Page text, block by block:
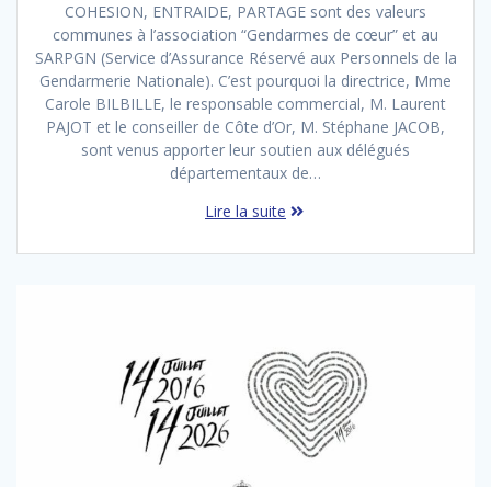
COHESION, ENTRAIDE, PARTAGE sont des valeurs
communes à l’association “Gendarmes de cœur” et au
SARPGN (Service d’Assurance Réservé aux Personnels de la
Gendarmerie Nationale). C’est pourquoi la directrice, Mme
Carole BILBILLE, le responsable commercial, M. Laurent
PAJOT et le conseiller de Côte d’Or, M. Stéphane JACOB,
sont venus apporter leur soutien aux délégués
départementaux de…
Lire la suite